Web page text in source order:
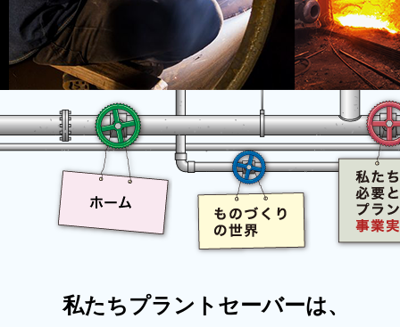
私たちプラントセーバーは、